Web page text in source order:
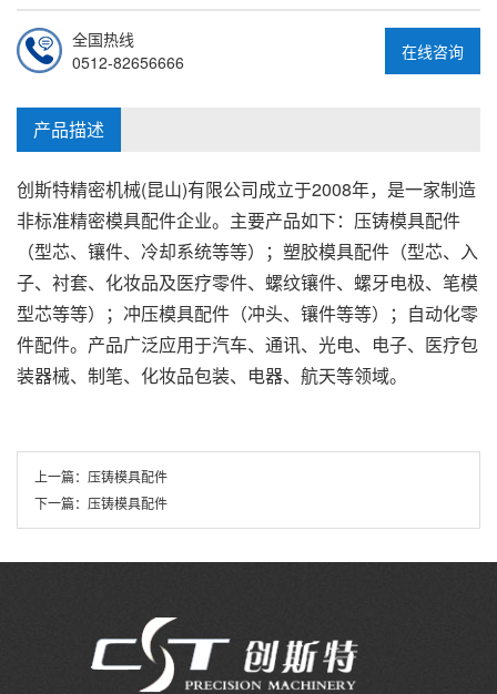
在线咨询
全国热线
0512-82656666
产品描述
创斯特精密机械(昆山)有限公司成立于2008年，是一家制造
非标准精密模具配件企业。主要产品如下：压铸模具配件
（型芯、镶件、冷却系统等等）；塑胶模具配件（型芯、入
子、衬套、化妆品及医疗零件、螺纹镶件、螺牙电极、笔模
型芯等等）；冲压模具配件（冲头、镶件等等）；自动化零
件配件。产品广泛应用于汽车、通讯、光电、电子、医疗包
装器械、制笔、化妆品包装、电器、航天等领域。
上一篇： 压铸模具配件
下一篇： 压铸模具配件